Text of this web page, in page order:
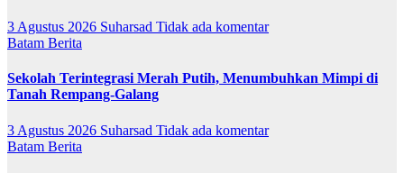
3 Agustus 2026 Suharsad Tidak ada komentar
Batam Berita
Sekolah Terintegrasi Merah Putih, Menumbuhkan Mimpi di
Tanah Rempang-Galang
3 Agustus 2026 Suharsad Tidak ada komentar
Batam Berita